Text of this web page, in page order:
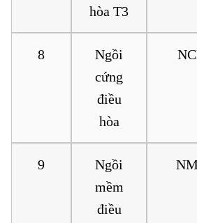
hòa T3
8
Ngồi
cứng
điều
hòa
9
Ngồi
mềm
điều